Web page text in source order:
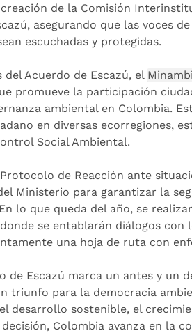
de la Comisión
asegurando que las voces
escuchadas y protegidas.
Acuerdo de Escazú, el
promueve la participación
ambiental en Colombia.
en diversas ecorregiones,
Social Ambiental.
de Reacción ante
Ministerio para garantizar la
lo que queda del año, se
se entablarán diálogos
una hoja de ruta con
de Escazú marca un antes y un
triunfo para la democracia
desarrollo sostenible, el
Colombia avanza en la